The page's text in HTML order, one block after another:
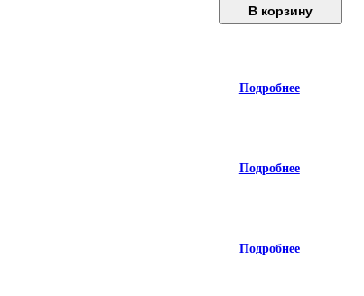
В корзину
Подробнее
Подробнее
Подробнее